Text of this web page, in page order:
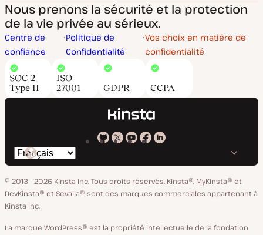
Nous prenons la sécurité et la protection
de la vie privée au sérieux.
Centre de
confiance
Politique de
Confidentialité
Vos choix en matière de
confidentialité
SOC 2
Type II
ISO
27001
GDPR CCPA
Kinsta
GitHub
Kinsta
X
Kinsta
YouTube
Kinsta
Facebook
Kinsta
LinkedIn
Changer
de
langue
© 2013 - 2026 Kinsta Inc. Tous droits réservés. Kinsta®, MyKinsta® et
DevKinsta® et Sevalla® sont des marques commerciales appartenant à
Kinsta Inc.
La marque WordPress® est la propriété intellectuelle de la fondation